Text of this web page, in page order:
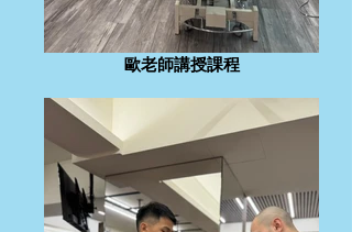
歐老師講授課程